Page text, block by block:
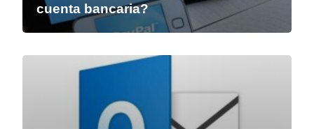
cuenta bancaria?